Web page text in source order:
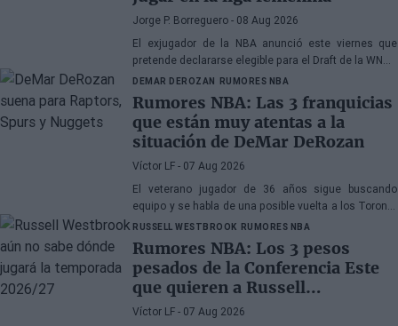
Jorge P. Borreguero - 08 Aug 2026
El exjugador de la NBA anunció este viernes que
pretende declararse elegible para el Draft de la WNBA
de 2027
DEMAR DEROZAN RUMORES NBA
Rumores NBA: Las 3 franquicias
que están muy atentas a la
situación de DeMar DeRozan
Víctor LF - 07 Aug 2026
El veterano jugador de 36 años sigue buscando
equipo y se habla de una posible vuelta a los Toronto
Raptors o San Antonio Spurs, mientras Denver
Nuggets también forma parte de la ecuación
RUSSELL WESTBROOK RUMORES NBA
Rumores NBA: Los 3 pesos
pesados de la Conferencia Este
que quieren a Russell
Westbrook
Víctor LF - 07 Aug 2026